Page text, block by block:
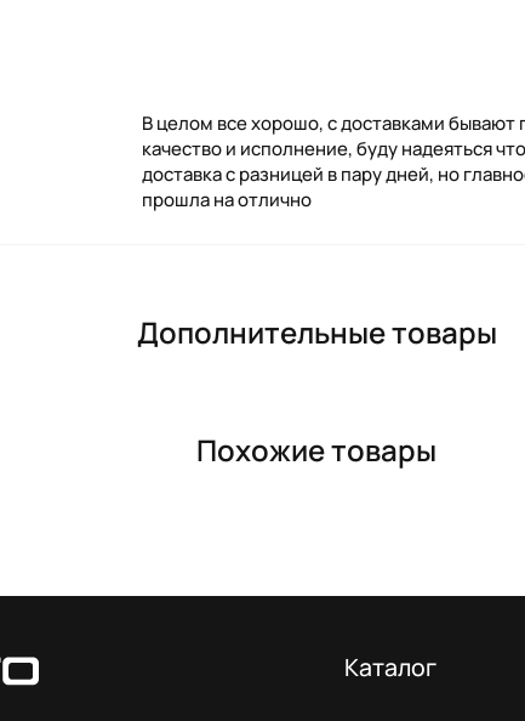
В целом все хорошо, с доставками
качество и исполнение, буду надеяться
доставка с разницей в пару дней, но
прошла на отлично
Дополнительные товары
Похожие товары
Каталог